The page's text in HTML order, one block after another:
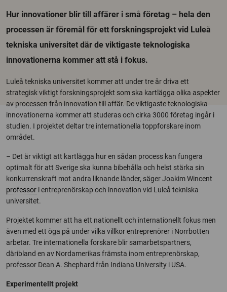
Hur innovationer blir till affärer i små företag – hela den
processen är föremål för ett forskningsprojekt vid Luleå
tekniska universitet där de viktigaste teknologiska
innovationerna kommer att stå i fokus.
Luleå tekniska universitet kommer att under tre år driva ett
strategisk viktigt forskningsprojekt som ska kartlägga olika aspekter
av processen från innovation till affär. De viktigaste teknologiska
innovationerna kommer att studeras och cirka 3000 företag ingår i
studien. I projektet deltar tre internationella toppforskare inom
området.
– Det är viktigt att kartlägga hur en sådan process kan fungera
optimalt för att Sverige ska kunna bibehålla och helst stärka sin
konkurrenskraft mot andra liknande länder, säger Joakim Wincent
professor i entreprenörskap och innovation vid Luleå tekniska
universitet.
Projektet kommer att ha ett nationellt och internationellt fokus men
även med ett öga på under vilka villkor entreprenörer i Norrbotten
arbetar. Tre internationella forskare blir samarbetspartners,
däribland en av Nordamerikas främsta inom entreprenörskap,
professor Dean A. Shephard från Indiana University i USA.
Experimentellt projekt